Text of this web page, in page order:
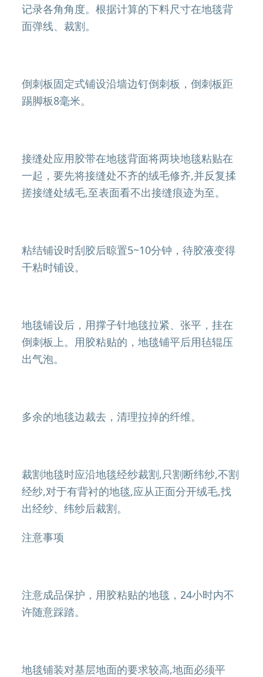
记录各角角度。根据计算的下料尺寸在地毯背
面弹线、裁割。
倒刺板固定式铺设沿墙边钉倒刺板，倒刺板距
踢脚板8毫米。
接缝处应用胶带在地毯背面将两块地毯粘贴在
一起，要先将接缝处不齐的绒毛修齐,并反复揉
搓接缝处绒毛,至表面看不出接缝痕迹为至。
粘结铺设时刮胶后晾置5~10分钟，待胶液变得
干粘时铺设。
地毯铺设后，用撑子针地毯拉紧、张平，挂在
倒刺板上。用胶粘贴的，地毯铺平后用毡辊压
出气泡。
多余的地毯边裁去，清理拉掉的纤维。
裁割地毯时应沿地毯经纱裁割,只割断纬纱,不割
经纱,对于有背衬的地毯,应从正面分开绒毛,找
出经纱、纬纱后裁割。
注意事项
注意成品保护，用胶粘贴的地毯，24小时内不
许随意踩踏。
地毯铺装对基层地面的要求较高,地面必须平